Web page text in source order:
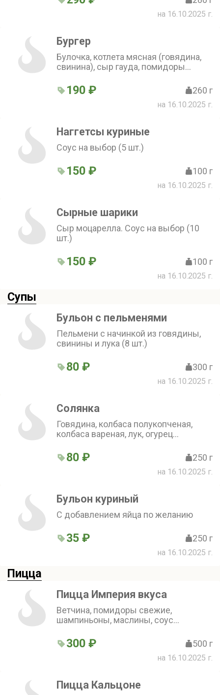
на 16.10.2025 г.
Бургер
Булочка, котлета мясная (говядина,
свинина), сыр гауда, помидоры
красный, лист салата, соус
чесночный и барбекю
190 ₽ 260 г
на 16.10.2025 г.
Наггетсы куриные
Соус на выбор (5 шт.)
150 ₽ 100 г
на 16.10.2025 г.
Сырные шарики
Сыр моцарелла. Соус на выбор (10
шт.)
150 ₽ 100 г
на 16.10.2025 г.
Супы
Бульон с пельменями
Пельмени с начинкой из говядины,
свинины и лука (8 шт.)
80 ₽ 300 г
на 16.10.2025 г.
Солянка
Говядина, колбаса полукопченая,
колбаса вареная, лук, огурец
,картофель, сметана
80 ₽ 250 г
на 16.10.2025 г.
Бульон куриный
С добавлением яйца по желанию
35 ₽ 250 г
на 16.10.2025 г.
Пицца
Пицца Империя вкуса
Ветчина, помидоры свежие,
шампиньоны, маслины, соус
(30 см)
300 ₽ 500 г
на 16.10.2025 г.
Пицца Кальцоне